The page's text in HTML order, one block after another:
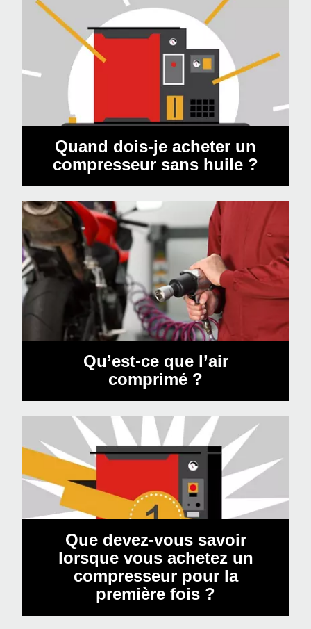
Quand dois-je acheter un
compresseur sans huile ?
Qu’est-ce que l’air
comprimé ?
Que devez-vous savoir
lorsque vous achetez un
compresseur pour la
première fois ?